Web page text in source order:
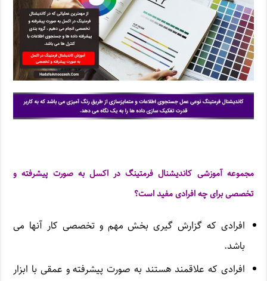
مجموعه آموزشی کاندیشنال فرمتینگ در اکسل به صورت پیشرفته و
تخصصی برای چه افرادی مفید است؟
افرادی که گزارش گیری بخش مهم و تخصصی کار آنها می
باشد.
افرادی که علاقمند هستند به صورت پیشرفته و عمقی با ابزار